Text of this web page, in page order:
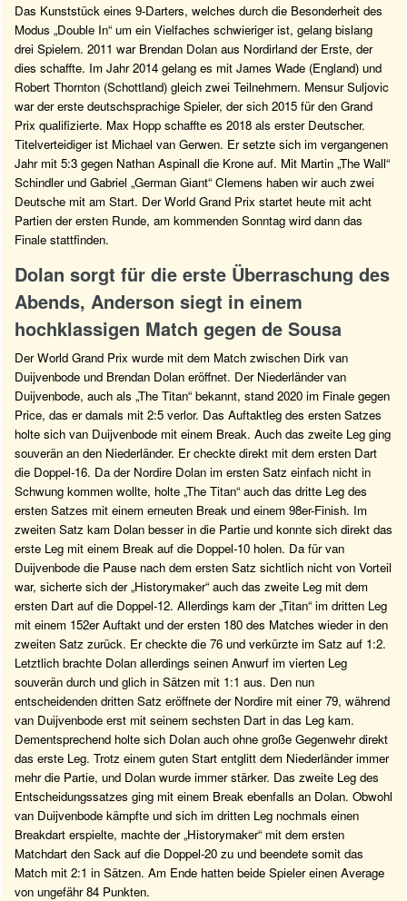
Das Kunststück eines 9-Darters, welches durch die Besonderheit des
Modus „Double In“ um ein Vielfaches schwieriger ist, gelang bislang
drei Spielern. 2011 war Brendan Dolan aus Nordirland der Erste, der
dies schaffte. Im Jahr 2014 gelang es mit James Wade (England) und
Robert Thornton (Schottland) gleich zwei Teilnehmern. Mensur Suljovic
war der erste deutschsprachige Spieler, der sich 2015 für den Grand
Prix qualifizierte. Max Hopp schaffte es 2018 als erster Deutscher.
Titelverteidiger ist Michael van Gerwen. Er setzte sich im vergangenen
Jahr mit 5:3 gegen Nathan Aspinall die Krone auf. Mit Martin „The Wall“
Schindler und Gabriel „German Giant“ Clemens haben wir auch zwei
Deutsche mit am Start. Der World Grand Prix startet heute mit acht
Partien der ersten Runde, am kommenden Sonntag wird dann das
Finale stattfinden.
Dolan sorgt für die erste Überraschung des
Abends, Anderson siegt in einem
hochklassigen Match gegen de Sousa
Der World Grand Prix wurde mit dem Match zwischen Dirk van
Duijvenbode und Brendan Dolan eröffnet. Der Niederländer van
Duijvenbode, auch als „The Titan“ bekannt, stand 2020 im Finale gegen
Price, das er damals mit 2:5 verlor. Das Auftaktleg des ersten Satzes
holte sich van Duijvenbode mit einem Break. Auch das zweite Leg ging
souverän an den Niederländer. Er checkte direkt mit dem ersten Dart
die Doppel-16. Da der Nordire Dolan im ersten Satz einfach nicht in
Schwung kommen wollte, holte „The Titan“ auch das dritte Leg des
ersten Satzes mit einem erneuten Break und einem 98er-Finish. Im
zweiten Satz kam Dolan besser in die Partie und konnte sich direkt das
erste Leg mit einem Break auf die Doppel-10 holen. Da für van
Duijvenbode die Pause nach dem ersten Satz sichtlich nicht von Vorteil
war, sicherte sich der „Historymaker“ auch das zweite Leg mit dem
ersten Dart auf die Doppel-12. Allerdings kam der „Titan“ im dritten Leg
mit einem 152er Auftakt und der ersten 180 des Matches wieder in den
zweiten Satz zurück. Er checkte die 76 und verkürzte im Satz auf 1:2.
Letztlich brachte Dolan allerdings seinen Anwurf im vierten Leg
souverän durch und glich in Sätzen mit 1:1 aus. Den nun
entscheidenden dritten Satz eröffnete der Nordire mit einer 79, während
van Duijvenbode erst mit seinem sechsten Dart in das Leg kam.
Dementsprechend holte sich Dolan auch ohne große Gegenwehr direkt
das erste Leg. Trotz einem guten Start entglitt dem Niederländer immer
mehr die Partie, und Dolan wurde immer stärker. Das zweite Leg des
Entscheidungssatzes ging mit einem Break ebenfalls an Dolan. Obwohl
van Duijvenbode kämpfte und sich im dritten Leg nochmals einen
Breakdart erspielte, machte der „Historymaker“ mit dem ersten
Matchdart den Sack auf die Doppel-20 zu und beendete somit das
Match mit 2:1 in Sätzen. Am Ende hatten beide Spieler einen Average
von ungefähr 84 Punkten.